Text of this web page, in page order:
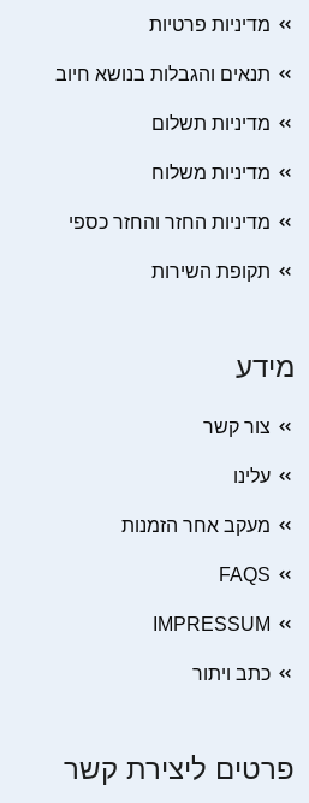
מדיניות פרטיות
תנאים והגבלות בנושא חיוב
מדיניות תשלום
מדיניות משלוח
מדיניות החזר והחזר כספי
תקופת השירות
מידע
צור קשר
עלינו
מעקב אחר הזמנות
FAQS
IMPRESSUM
כתב ויתור
פרטים ליצירת קשר